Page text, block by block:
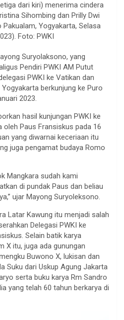
dari kiri) menerima cindera
Sihombing dan Prilly Dwi
Pakualam, Yogyakarta, Selasa
Foto: PWKI
Suryolaksono, yang
Pendiri PWKI AM Putut
PWKI ke Vatikan dan
berkunjung ke Puro
2023.
hasil kunjungan PWKI ke
Paus Fransiskus pada 16
yang diwarnai keceriaan itu
juga pengamat budaya Romo
Mangkara sudah kami
di pundak Paus dan beliau
ujar Mayong Suryoleksono.
Latar Kawung itu menjadi salah
Delegasi PWKI ke
Selain batik karya
X itu, juga ada gunungan
Buwono X, lukisan dan
Suku dari Uskup Agung Jakarta
serta buku karya Rm Sandro
yang telah 60 tahun berkarya di